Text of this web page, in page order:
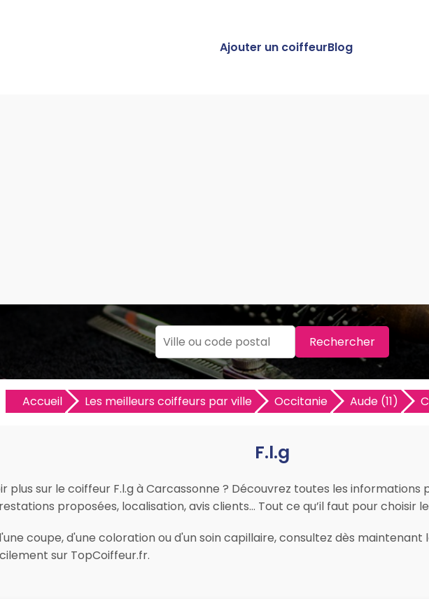
Ajouter un coiffeurBlog
Rechercher
Accueil Les meilleurs coiffeurs par ville Occitanie Aude (11)
F.l.g
plus sur le coiffeur F.l.g à Carcassonne ? Découvrez toutes les informations
proposées, localisation, avis clients… Tout ce qu’il faut pour choisir
coupe, d'une coloration ou d'un soin capillaire, consultez dès
sur TopCoiffeur.fr.